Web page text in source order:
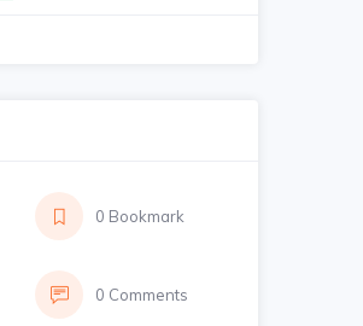
0 Bookmark
0 Comments